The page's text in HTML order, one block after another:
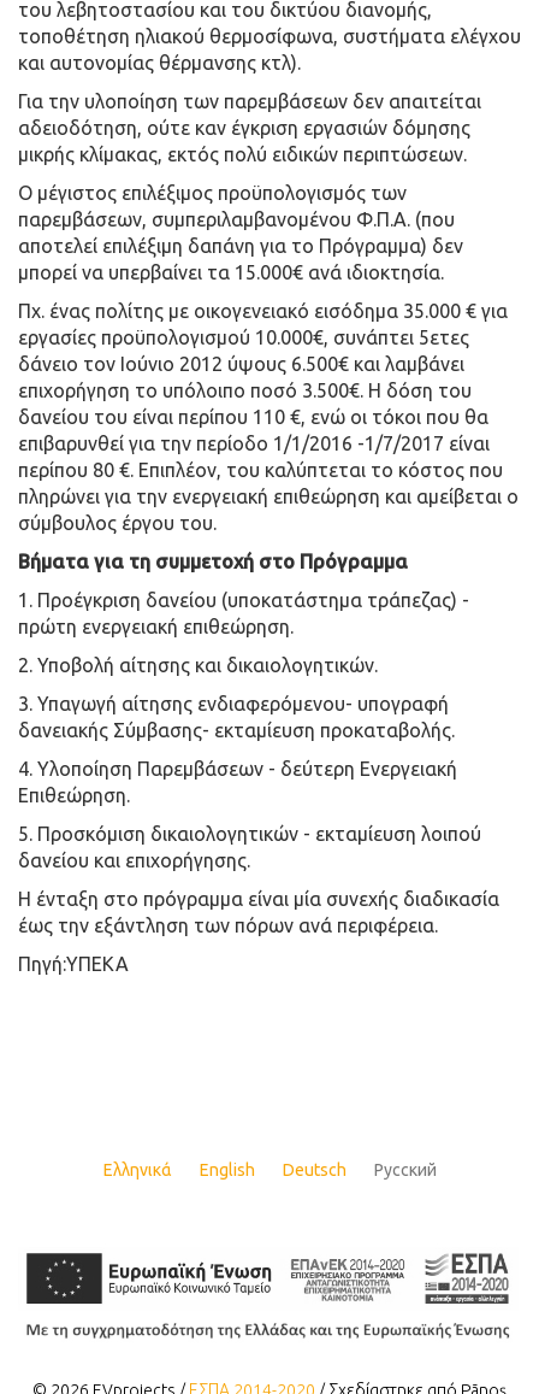
του λεβητοστασίου και του δικτύου διανομής,
τοποθέτηση ηλιακού θερμοσίφωνα, συστήματα ελέγχου
και αυτονομίας θέρμανσης κτλ).
Για την υλοποίηση των παρεμβάσεων δεν απαιτείται
αδειοδότηση, ούτε καν έγκριση εργασιών δόμησης
μικρής κλίμακας, εκτός πολύ ειδικών περιπτώσεων.
Ο μέγιστος επιλέξιμος προϋπολογισμός των
παρεμβάσεων, συμπεριλαμβανομένου Φ.Π.Α. (που
αποτελεί επιλέξιμη δαπάνη για το Πρόγραμμα) δεν
μπορεί να υπερβαίνει τα 15.000€ ανά ιδιοκτησία.
Πχ. ένας πολίτης με οικογενειακό εισόδημα 35.000 € για
εργασίες προϋπολογισμού 10.000€, συνάπτει 5ετες
δάνειο τον Ιούνιο 2012 ύψους 6.500€ και λαμβάνει
επιχορήγηση τo υπόλοιπο ποσό 3.500€. Η δόση του
δανείου του είναι περίπου 110 €, ενώ οι τόκοι που θα
επιβαρυνθεί για την περίοδο 1/1/2016 -1/7/2017 είναι
περίπου 80 €. Επιπλέον, του καλύπτεται το κόστος που
πληρώνει για την ενεργειακή επιθεώρηση και αμείβεται ο
σύμβουλος έργου του.
Βήματα για τη συμμετοχή στο Πρόγραμμα
1. Προέγκριση δανείου (υποκατάστημα τράπεζας) -
πρώτη ενεργειακή επιθεώρηση.
2. Υποβολή αίτησης και δικαιολογητικών.
3. Υπαγωγή αίτησης ενδιαφερόμενου- υπογραφή
δανειακής Σύμβασης- εκταμίευση προκαταβολής.
4. Υλοποίηση Παρεμβάσεων - δεύτερη Ενεργειακή
Επιθεώρηση.
5. Προσκόμιση δικαιολογητικών - εκταμίευση λοιπού
δανείου και επιχορήγησης.
Η ένταξη στο πρόγραμμα είναι μία συνεχής διαδικασία
έως την εξάντληση των πόρων ανά περιφέρεια.
Πηγή:ΥΠΕΚΑ
Ελληνικά English Deutsch Русский
© 2026 EVprojects / ΕΣΠΑ 2014-2020 / Σχεδίαστηκε από Pãnoș